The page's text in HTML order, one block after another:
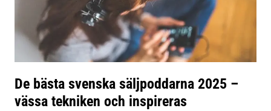
De bästa svenska säljpoddarna 2025 –
vässa tekniken och inspireras